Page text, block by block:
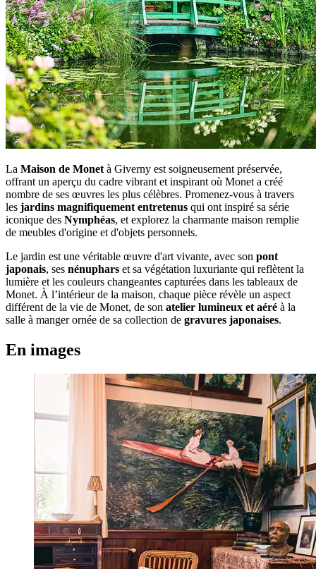
La Maison de Monet à Giverny est soigneusement préservée,
offrant un aperçu du cadre vibrant et inspirant où Monet a créé
nombre de ses œuvres les plus célèbres. Promenez-vous à travers
les jardins magnifiquement entretenus qui ont inspiré sa série
iconique des Nymphéas, et explorez la charmante maison remplie
de meubles d'origine et d'objets personnels.
Le jardin est une véritable œuvre d'art vivante, avec son pont
japonais, ses nénuphars et sa végétation luxuriante qui reflètent la
lumière et les couleurs changeantes capturées dans les tableaux de
Monet. À l’intérieur de la maison, chaque pièce révèle un aspect
différent de la vie de Monet, de son atelier lumineux et aéré à la
salle à manger ornée de sa collection de gravures japonaises.
En images